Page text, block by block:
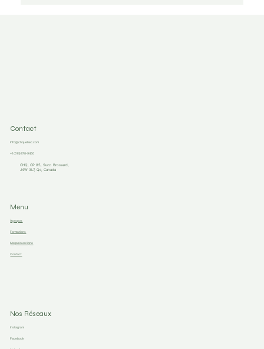
Contact
Info@chquebec.com
+1 (514)978-9450
CHQ, CP 85, Succ. Brossard,
J4W 3L7, Qc, Canada
Menu
À propos
Formations
Magasin en ligne
Contact
Nos Réseaux
Instagram
Facebook